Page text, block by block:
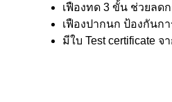
เฟืองทด 3 ขั้น ช่วยลด
เฟืองปากนก ป้องกันก
มีใบ Test certificate จ